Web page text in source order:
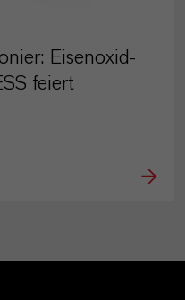
Eisenoxid-
feiert